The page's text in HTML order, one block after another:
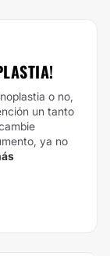
o no,
un tanto
ya no